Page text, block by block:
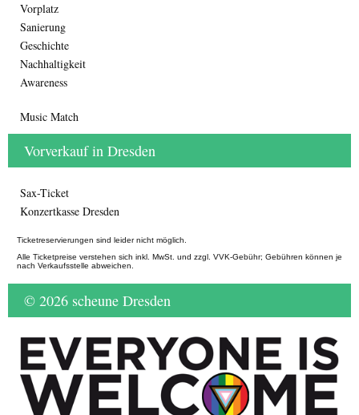
Vorplatz
Sanierung
Geschichte
Nachhaltigkeit
Awareness
Music Match
Vorverkauf in Dresden
Sax-Ticket
Konzertkasse Dresden
Ticketreservierungen sind leider nicht möglich.
Alle Ticketpreise verstehen sich inkl. MwSt. und zzgl. VVK-Gebühr; Gebühren können je
nach Verkaufsstelle abweichen.
© 2026 scheune Dresden